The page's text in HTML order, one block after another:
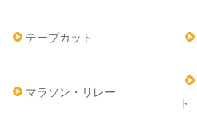
テープカット
マラソン・リレー
ト